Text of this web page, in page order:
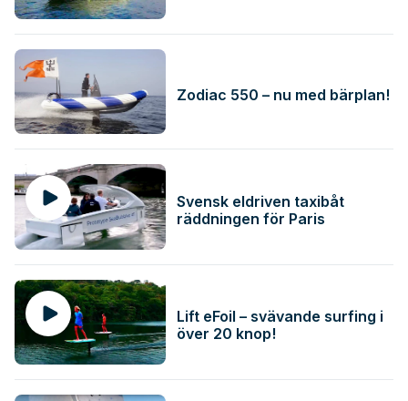
Zodiac 550 – nu med bärplan!
Svensk eldriven taxibåt
räddningen för Paris
Lift eFoil – svävande surfing i
över 20 knop!